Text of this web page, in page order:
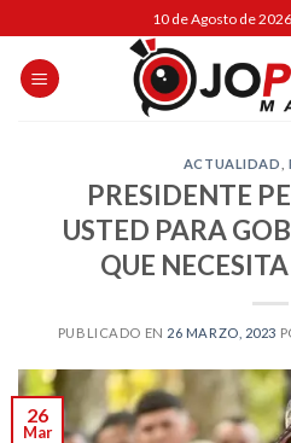
to
content
10 de Agosto de 2026
ACTUALIDAD
PRESIDENTE
USTED PARA
QUE
PUBLICADO EN 26 MARZO, 2023
26
Mar